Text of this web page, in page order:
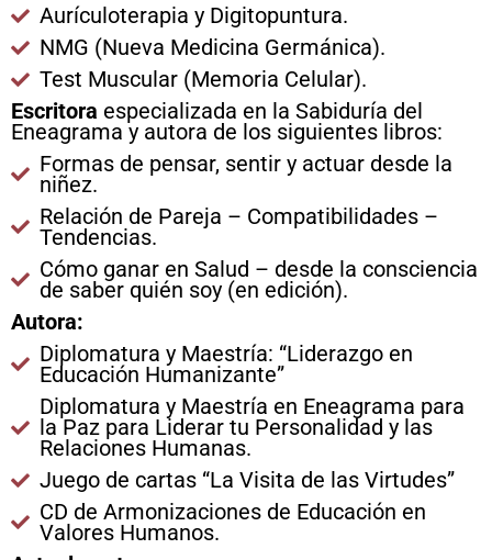
Aurículoterapia y Digitopuntura.
NMG (Nueva Medicina Germánica).
Test Muscular (Memoria Celular).
Escritora especializada en la Sabiduría del
Eneagrama y autora de los siguientes libros:
Formas de pensar, sentir y actuar desde la
niñez.
Relación de Pareja – Compatibilidades –
Tendencias.
Cómo ganar en Salud – desde la consciencia
de saber quién soy (en edición).
Autora:
Diplomatura y Maestría: “Liderazgo en
Educación Humanizante”
Diplomatura y Maestría en Eneagrama para
la Paz para Liderar tu Personalidad y las
Relaciones Humanas.
Juego de cartas “La Visita de las Virtudes”
CD de Armonizaciones de Educación en
Valores Humanos.